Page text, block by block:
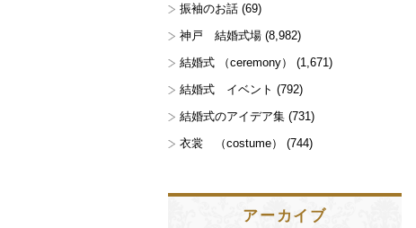
振袖のお話 (69)
神戸 結婚式場 (8,982)
結婚式 （ceremony）
(1,671)
結婚式 イベント (792)
結婚式のアイデア集 (731)
衣裳 （costume）
(744)
アーカイブ